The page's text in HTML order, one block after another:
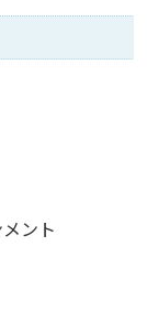
ント